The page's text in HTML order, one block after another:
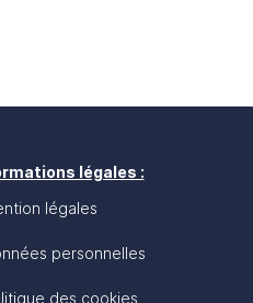
légales :
légales
personnelles
des cookies